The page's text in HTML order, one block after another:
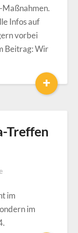
Infos auf
vorbei
Beitrag: Wir
+
Treffen
im
im